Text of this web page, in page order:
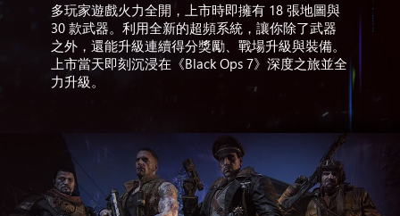
多玩家遊戲火力全開，上市時即擁有 18 張地圖與
30 款武器。利用全新的超頻系統，讓你除了武器
之外，還能升級連續得分獎勵、戰場升級與裝備。
上市當天即刻沉浸在《Black Ops 7》深度之旅並全
力升級。